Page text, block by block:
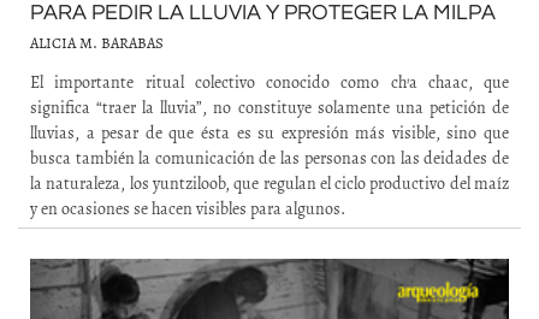
PARA PEDIR LA LLUVIA Y PROTEGER LA MILPA
ALICIA M. BARABAS
El importante ritual colectivo conocido como ch’a chaac, que
significa “traer la lluvia”, no constituye solamente una petición de
lluvias, a pesar de que ésta es su expresión más visible, sino que
busca también la comunicación de las personas con las deidades de
la naturaleza, los yuntziloob, que regulan el ciclo productivo del maíz
y en ocasiones se hacen visibles para algunos.